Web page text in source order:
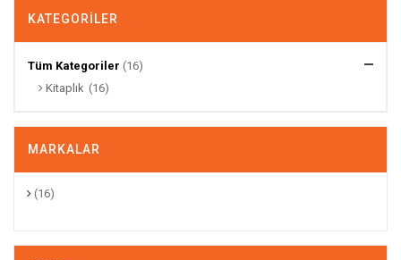
KATEGORILER
Tüm Kategoriler (16)
Kitaplık (16)
MARKALAR
(16)